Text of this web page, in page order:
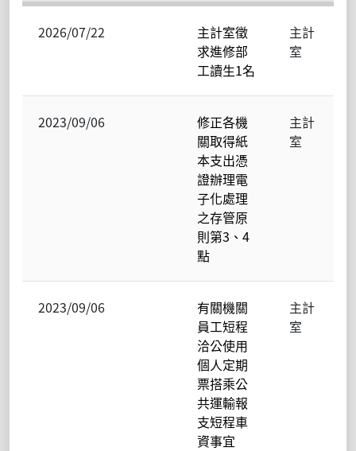
2026/07/22
主計室徵
求進修部
工讀生1名
主計
室
2023/09/06
修正各機
關取得紙
本支出憑
證辦理電
子化處理
之存管原
則第3、4
點
主計
室
2023/09/06
有關機關
員工短程
洽公使用
個人定期
票搭乘公
共運輸報
支短程車
資事宜
主計
室